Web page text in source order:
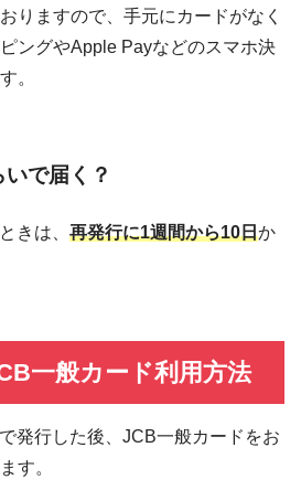
りますので、手元にカードがなく
ングやApple Payなどのスマホ決
。
で届く？
きは、 再発行に1週間から10日か
一般カード利用方法
発行した後、JCB一般カードをお
す。